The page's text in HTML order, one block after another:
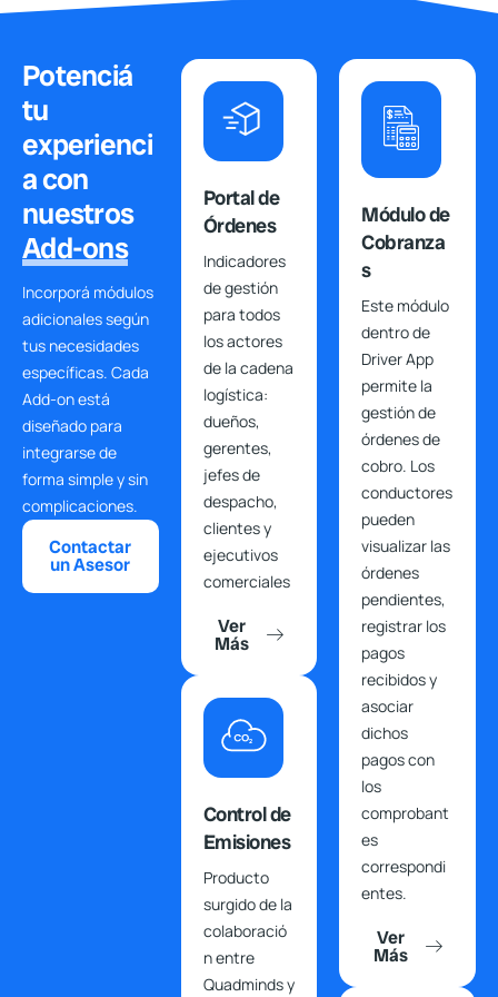
Potenciá
tu
experienci
a con
nuestros
Add-ons
Incorporá módulos
adicionales según
tus necesidades
específicas. Cada
Add-on está
diseñado para
integrarse de
forma simple y sin
complicaciones.
Contactar
un Asesor
Portal de
Órdenes
Indicadores
de gestión
para todos
los actores
de la cadena
logística:
dueños,
gerentes,
jefes de
despacho,
clientes y
ejecutivos
comerciales
Ver
Más
Control de
Emisiones
Producto
surgido de la
colaboració
n entre
Quadminds y
Módulo de
Cobranza
s
Este módulo
dentro de
Driver App
permite la
gestión de
órdenes de
cobro. Los
conductores
pueden
visualizar las
órdenes
pendientes,
registrar los
pagos
recibidos y
asociar
dichos
pagos con
los
comprobant
es
correspondi
entes.
Ver
Más